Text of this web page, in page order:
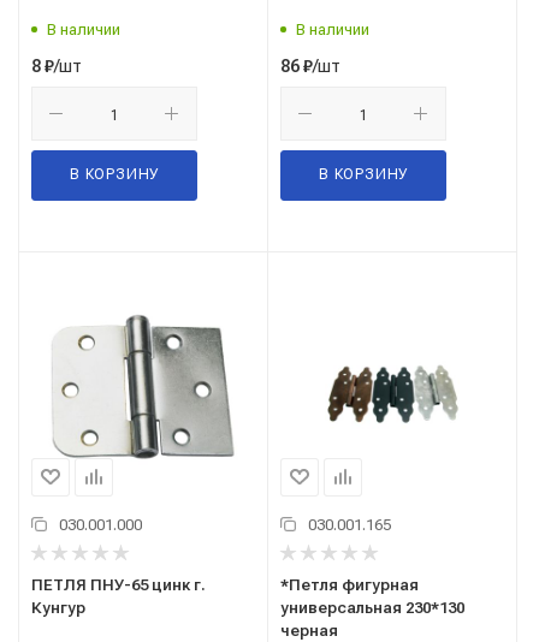
В наличии
8₽/шт
В КОРЗИНУ
В наличии
86₽/шт
В КОРЗИНУ
030.001.000
ПЕТЛЯ ПНУ-65 цинк г.
Кунгур
030.001.165
*Петля фигурная
универсальная 230*130
черная